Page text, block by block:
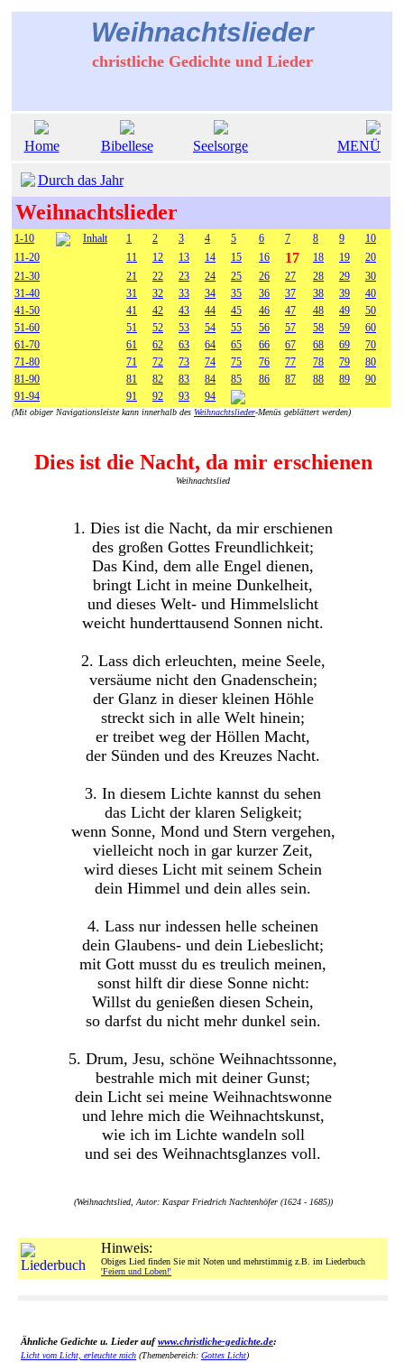
Weihnachtslieder
christliche Gedichte und Lieder
Home Bibellese Seelsorge MENÜ
Durch das Jahr
Weihnachtslieder
1-10 Inhalt 1 2 3 4 5 6 7 8 9
10
11-20
11 12 13 14 15 16 17 18 19
20
21-30
21 22 23 24 25 26 27 28 29
30
31-40
31 32 33 34 35 36 37 38 39
40
41-50
41 42 43 44 45 46 47 48 49
50
51-60
51 52 53 54 55 56 57 58 59
60
61-70
61 62 63 64 65 66 67 68 69
70
71-80
71 72 73 74 75 76 77 78 79
80
81-90
81 82 83 84 85 86 87 88 89
90
91-94
91 92 93 94
(Mit obiger Navigationsleiste kann innerhalb des Weihnachtslieder-Menüs geblättert werden)
Dies ist die Nacht, da mir erschienen
Weihnachtslied
1. Dies ist die Nacht, da mir erschienen
des großen Gottes Freundlichkeit;
Das Kind, dem alle Engel dienen,
bringt Licht in meine Dunkelheit,
und dieses Welt- und Himmelslicht
weicht hunderttausend Sonnen nicht.
2. Lass dich erleuchten, meine Seele,
versäume nicht den Gnadenschein;
der Glanz in dieser kleinen Höhle
streckt sich in alle Welt hinein;
er treibet weg der Höllen Macht,
der Sünden und des Kreuzes Nacht.
3. In diesem Lichte kannst du sehen
das Licht der klaren Seligkeit;
wenn Sonne, Mond und Stern vergehen,
vielleicht noch in gar kurzer Zeit,
wird dieses Licht mit seinem Schein
dein Himmel und dein alles sein.
4. Lass nur indessen helle scheinen
dein Glaubens- und dein Liebeslicht;
mit Gott musst du es treulich meinen,
sonst hilft dir diese Sonne nicht:
Willst du genießen diesen Schein,
so darfst du nicht mehr dunkel sein.
5. Drum, Jesu, schöne Weihnachtssonne,
bestrahle mich mit deiner Gunst;
dein Licht sei meine Weihnachtswonne
und lehre mich die Weihnachtskunst,
wie ich im Lichte wandeln soll
und sei des Weihnachtsglanzes voll.
(Weihnachtslied, Autor: Kaspar Friedrich Nachtenhöfer (1624 - 1685))
Hinweis:
Obiges Lied finden Sie mit Noten und mehrstimmig z.B. im Liederbuch
'Feiern und Loben!'
Ähnliche Gedichte u. Lieder aufwww.christliche-gedichte.de:
Licht vom Licht, erleuchte mich (Themenbereich: Gottes Licht)